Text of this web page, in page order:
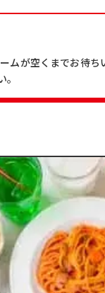
ムが空くまでお待ち